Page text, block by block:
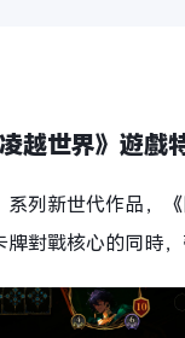
越世界》遊戲
系列新世代作品，
對戰核心的同時，